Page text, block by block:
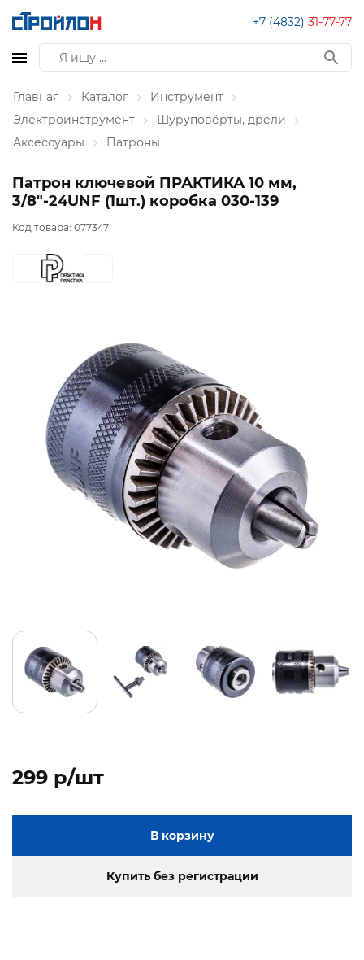
+7 (4832) 31-77-77
Главная Каталог
Инструмент
Электроинструмент
Шуруповёрты, дрели
Аксессуары
Патроны
Патрон ключевой ПРАКТИКА 10 мм,
3/8"-24UNF (1шт.) коробка 030-139
Код товара: 077347
299 p/шт
В корзину
Купить без регистрации